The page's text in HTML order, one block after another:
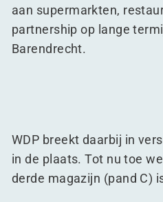
aan supermarkten,
partnership op lange
Barendrecht.
WDP breekt daarbij in
in de plaats. Tot nu toe
derde magazijn (pand C)